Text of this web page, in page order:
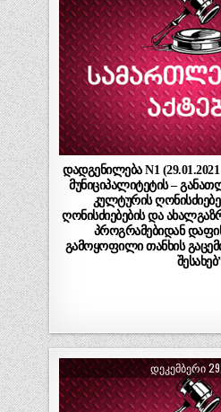
დადგენილება N1
მუნიციპალიტეტის –
კულტურის
ღონისძიებების და
პროგრამებიდან
გამოყოფილი თანხის
ᲓᲔᲙᲔᲛᲑᲔᲠᲘ